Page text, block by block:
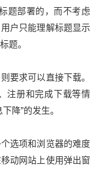
题部署的，而不考虑
户只能理解标题显示
题。
要求可以直接下载。
注册和完成下载等情
降”的发生。
选项和浏览器的难度
动网站上使用弹出窗